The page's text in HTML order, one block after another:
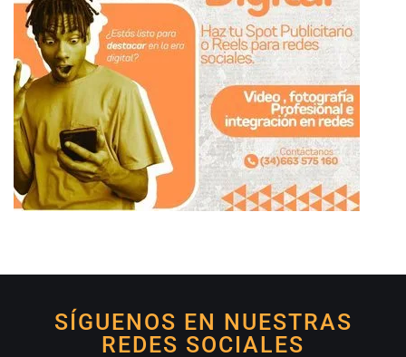
SÍGUENOS EN NUESTRAS
REDES SOCIALES